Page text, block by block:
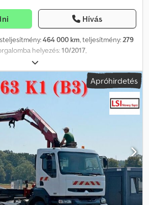
Hívás
464 000 km, teljesítmény:279
helyezés:10/2017,
, össztömeg:
, szín:fehér, hajtástípus:automata,
, rakodótér szélesség:2 550 mm,
, Gyártási év: 2017, Felszereltség:ABS,
, Renault T 380 Plató: 6,80 m + DARU +
JÓ ÁLLAPOTBAN! • GYÁRTÁSI ÉV:
464 000 km FELSZERELTSÉG: • ABS •
ABLAKOK • ELEKTROMOS TÜKRÖK
PLATÓ MÉRETEI: 680 x 255 x
13 600 kg TELJES TÖMEG: 26
133 cm GUMI MÉRET: 315/70R22,5 ELSŐ:
DARU: FASSI F120B.2.22 + TÁVIRÁNYÍTÓ
német, olasz SEBASTIAN - lengyel,
- magyar Chjdszr Dhaspfx Afvea COSTEL -
Apróhirdetés